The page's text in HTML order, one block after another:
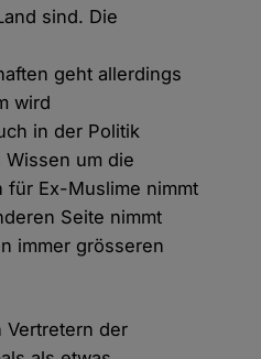
sind. Die
geht allerdings
wird
in der Politik
Wissen um die
für Ex-Muslime nimmt
Seite nimmt
immer grösseren
Vertretern der